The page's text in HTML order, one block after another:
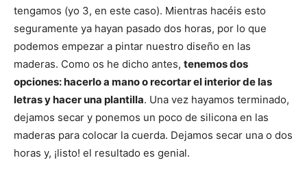
tengamos (yo 3, en este caso). Mientras hacéis esto
seguramente ya hayan pasado dos horas, por lo que
podemos empezar a pintar nuestro diseño en las
maderas. Como os he dicho antes, tenemos dos
opciones: hacerlo a mano o recortar el interior de las
letras y hacer una plantilla. Una vez hayamos terminado,
dejamos secar y ponemos un poco de silicona en las
maderas para colocar la cuerda. Dejamos secar una o dos
horas y, ¡listo! el resultado es genial.